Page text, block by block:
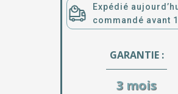
Expédié
commandé avant
GARANTIE :
3 mois